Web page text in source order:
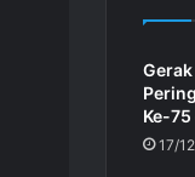
Ke-
17/